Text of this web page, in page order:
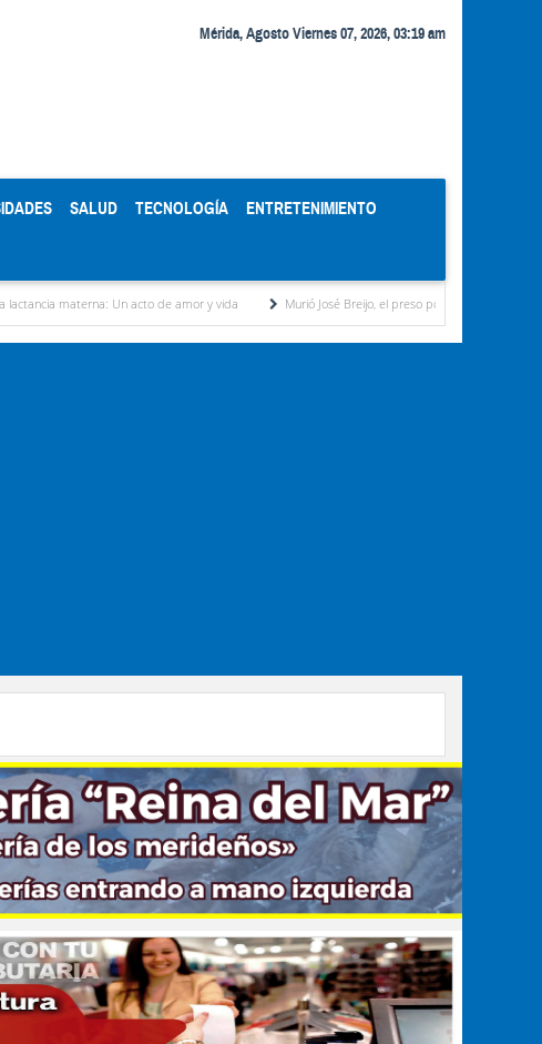
Mérida, Agosto Viernes 07, 2026, 03:19 am
SALUD TECNOLOGÍA ENTRETENIMIENTO
Un acto de amor y vida Murió José Breijo, el preso político uruguayo-venezolano bajo